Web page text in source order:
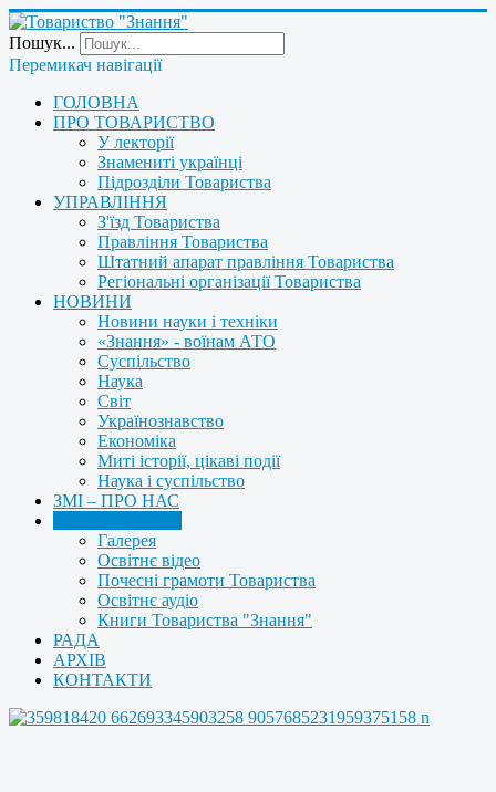
Пошук...
Перемикач навігації
ГОЛОВНА
ПРО ТОВАРИСТВО
У лекторії
Знамениті українці
Підрозділи Товариства
УПРАВЛІННЯ
З'їзд Товариства
Правління Товариства
Штатний апарат правління Товариства
Регіональні організації Товариства
НОВИНИ
Новини науки і техніки
«Знання» - воїнам АТО
Суспільство
Наука
Світ
Українознавство
Економіка
Миті історії, цікаві події
Наука і суспільство
ЗМІ – ПРО НАС
Галерея
Освітнє відео
Почесні грамоти Товариства
Освітнє аудіо
Книги Товариства "Знання"
РАДА
АРХІВ
КОНТАКТИ